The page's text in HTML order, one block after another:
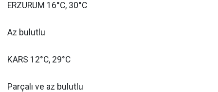
ERZURUM 16°C, 30°C
Az bulutlu
KARS 12°C, 29°C
Parçalı ve az bulutlu